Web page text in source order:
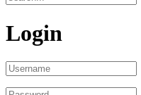
Login